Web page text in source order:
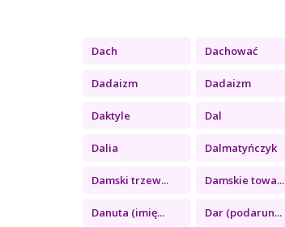
Dach Dachować
Dadaizm Dadaizm
Daktyle Dal
Dalia Dalmatyńczyk
Damski trzew... Damskie towa...
Danuta (imię... Dar (podarun...